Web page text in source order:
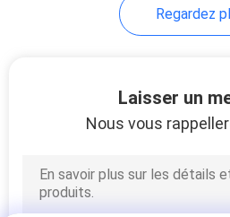
de voiture
Regardez
Laisser un
Nous vous